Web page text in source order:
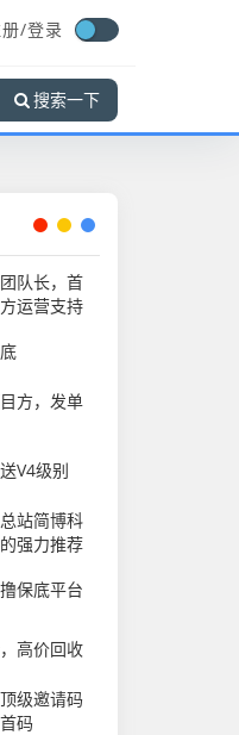
/登录
搜索一下
队长，首
运营支持
方，发单
V4级别
站简博科
强力推荐
保底平台
高价回收
级邀请码
码